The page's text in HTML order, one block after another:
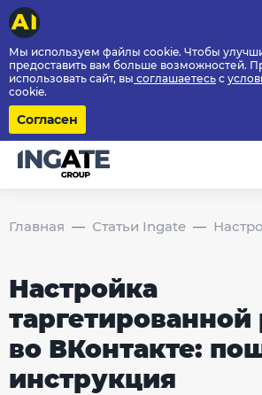
Мы используем файлы cookie. Чтобы
предоставить вам больше возможностей.
использовать сайт, вы соглашаетесь с
cookie.
Согласен
Главная Статьи Ingate
Настройка
во ВКонтакте:
инструкция